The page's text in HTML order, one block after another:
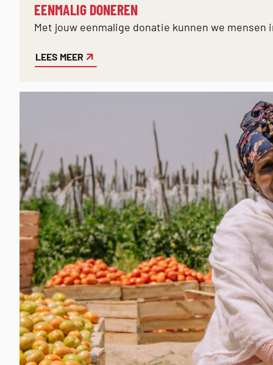
EENMALIG DONEREN
Met jouw eenmalige donatie kunnen we
LEES MEER